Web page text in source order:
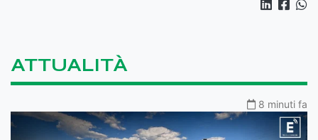
ATTUALITÀ
8 minuti fa